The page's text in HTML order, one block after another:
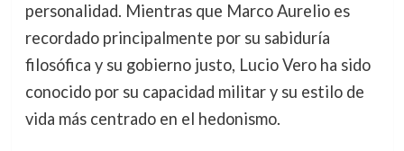
personalidad. Mientras que Marco Aurelio es
recordado principalmente por su sabiduría
filosófica y su gobierno justo, Lucio Vero ha sido
conocido por su capacidad militar y su estilo de
vida más centrado en el hedonismo.